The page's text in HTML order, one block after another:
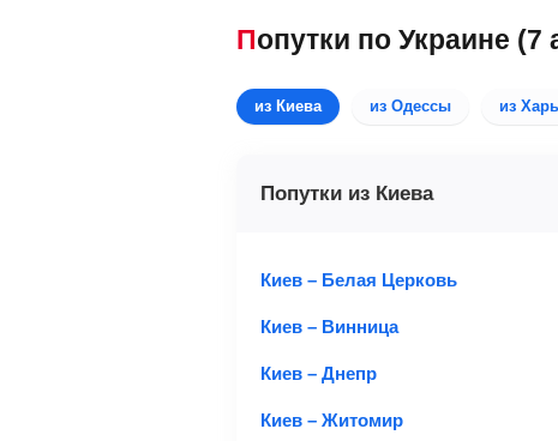
Попутки по Украине (7
из Киева из Одессы из
Попутки из Киева
Киев – Белая Церковь
Киев – Винница
Киев – Днепр
Киев – Житомир